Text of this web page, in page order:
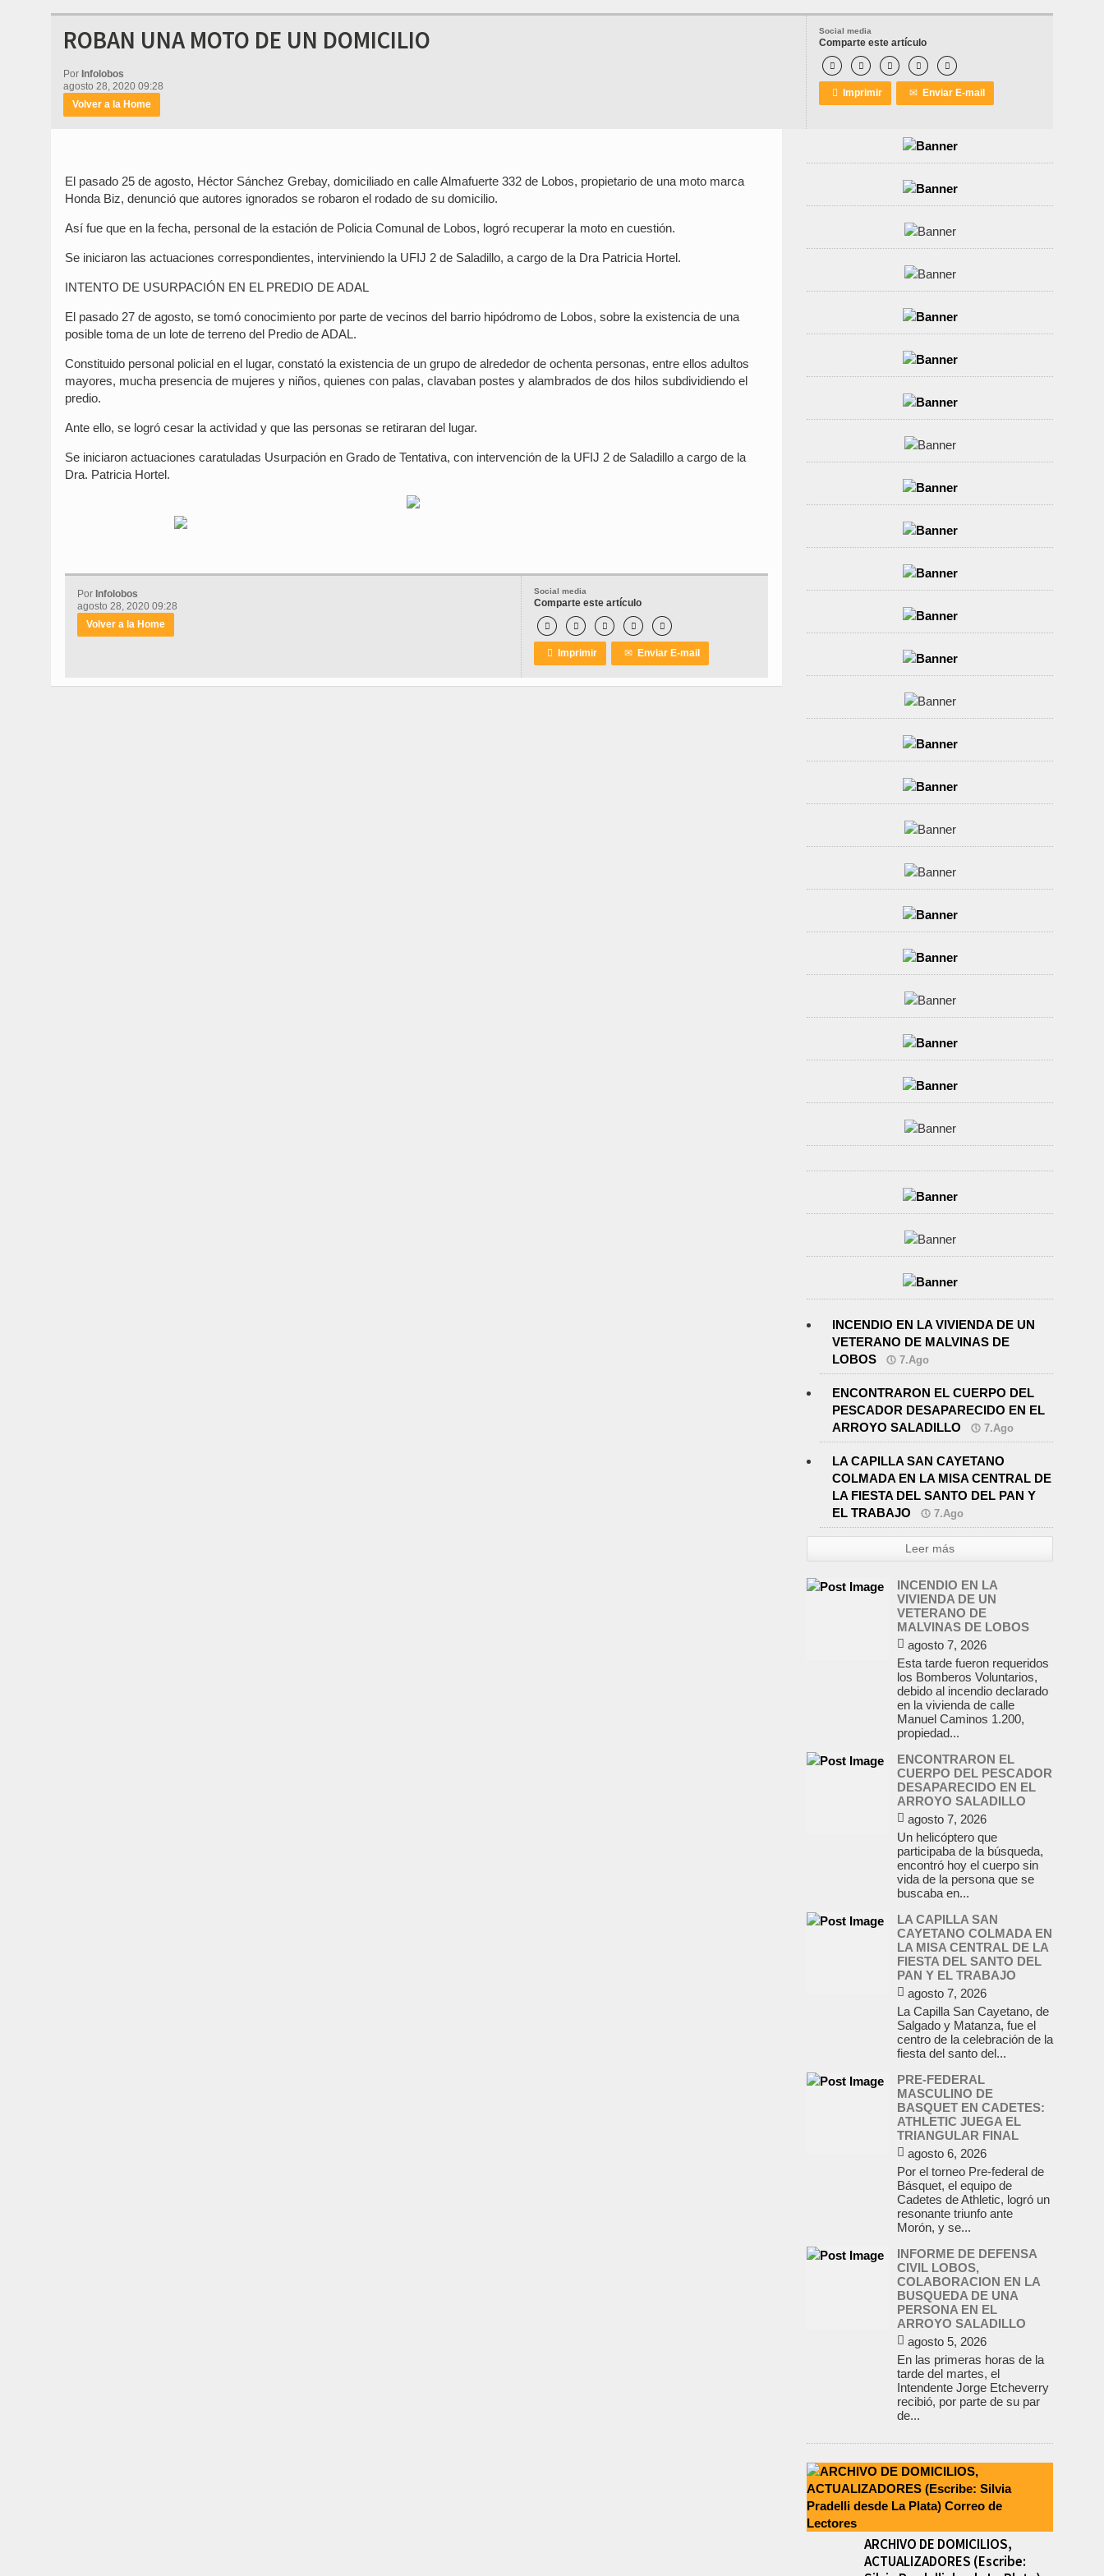
Social media
Comparte este artículo
    
 Imprimir ✉ Enviar E-mail
ROBAN UNA MOTO DE UN DOMICILIO
Por Infolobos
agosto 28, 2020 09:28
Volver a la Home
El pasado 25 de agosto, Héctor Sánchez Grebay, domiciliado en calle Almafuerte 332 de Lobos, propietario de una moto marca
Honda Biz, denunció que autores ignorados se robaron el rodado de su domicilio.
Así fue que en la fecha, personal de la estación de Policia Comunal de Lobos, logró recuperar la moto en cuestión.
Se iniciaron las actuaciones correspondientes, interviniendo la UFIJ 2 de Saladillo, a cargo de la Dra Patricia Hortel.
INTENTO DE USURPACIÓN EN EL PREDIO DE ADAL
El pasado 27 de agosto, se tomó conocimiento por parte de vecinos del barrio hipódromo de Lobos, sobre la existencia de una
posible toma de un lote de terreno del Predio de ADAL.
Constituido personal policial en el lugar, constató la existencia de un grupo de alrededor de ochenta personas, entre ellos adultos
mayores, mucha presencia de mujeres y niños, quienes con palas, clavaban postes y alambrados de dos hilos subdividiendo el
predio.
Ante ello, se logró cesar la actividad y que las personas se retiraran del lugar.
Se iniciaron actuaciones caratuladas Usurpación en Grado de Tentativa, con intervención de la UFIJ 2 de Saladillo a cargo de la
Dra. Patricia Hortel.
Social media
Comparte este artículo
    
 Imprimir ✉ Enviar E-mail
Por Infolobos
agosto 28, 2020 09:28
Volver a la Home
INCENDIO EN LA VIVIENDA DE UN
VETERANO DE MALVINAS DE
LOBOS
7.Ago
ENCONTRARON EL CUERPO DEL
PESCADOR DESAPARECIDO EN EL
ARROYO SALADILLO
7.Ago
LA CAPILLA SAN CAYETANO
COLMADA EN LA MISA CENTRAL DE
LA FIESTA DEL SANTO DEL PAN Y
EL TRABAJO
7.Ago
Leer más
INCENDIO EN LA
VIVIENDA DE UN
VETERANO DE
MALVINAS DE LOBOS
agosto 7, 2026
Esta tarde fueron requeridos
los Bomberos Voluntarios,
debido al incendio declarado
en la vivienda de calle
Manuel Caminos 1.200,
propiedad...
ENCONTRARON EL
CUERPO DEL PESCADOR
DESAPARECIDO EN EL
ARROYO SALADILLO
agosto 7, 2026
Un helicóptero que
participaba de la búsqueda,
encontró hoy el cuerpo sin
vida de la persona que se
buscaba en...
LA CAPILLA SAN
CAYETANO COLMADA EN
LA MISA CENTRAL DE LA
FIESTA DEL SANTO DEL
PAN Y EL TRABAJO
agosto 7, 2026
La Capilla San Cayetano, de
Salgado y Matanza, fue el
centro de la celebración de la
fiesta del santo del...
PRE-FEDERAL
MASCULINO DE
BASQUET EN CADETES:
ATHLETIC JUEGA EL
TRIANGULAR FINAL
agosto 6, 2026
Por el torneo Pre-federal de
Básquet, el equipo de
Cadetes de Athletic, logró un
resonante triunfo ante
Morón, y se...
INFORME DE DEFENSA
CIVIL LOBOS,
COLABORACION EN LA
BUSQUEDA DE UNA
PERSONA EN EL
ARROYO SALADILLO
agosto 5, 2026
En las primeras horas de la
tarde del martes, el
Intendente Jorge Etcheverry
recibió, por parte de su par
de...
ARCHIVO DE DOMICILIOS,
ACTUALIZADORES (Escribe: